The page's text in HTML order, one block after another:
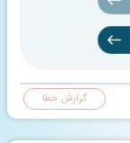
گزارش خطا